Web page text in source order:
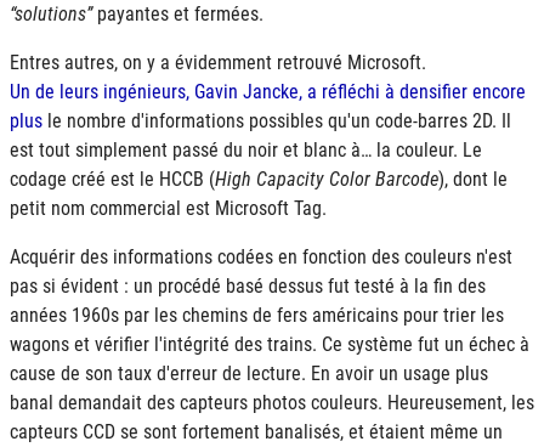
solutions payantes et fermées.
Entres autres, on y a évidemment retrouvé Microsoft.
Un de leurs ingénieurs, Gavin Jancke, a réfléchi à densifier encore
plus le nombre d'informations possibles qu'un code-barres 2D. Il
est tout simplement passé du noir et blanc à… la couleur. Le
codage créé est le HCCB (High Capacity Color Barcode), dont le
petit nom commercial est Microsoft Tag.
Acquérir des informations codées en fonction des couleurs n'est
pas si évident : un procédé basé dessus fut testé à la fin des
années 1960s par les chemins de fers américains pour trier les
wagons et vérifier l'intégrité des trains. Ce système fut un échec à
cause de son taux d'erreur de lecture. En avoir un usage plus
banal demandait des capteurs photos couleurs. Heureusement, les
capteurs CCD se sont fortement banalisés, et étaient même un